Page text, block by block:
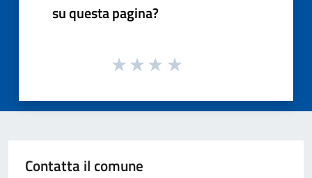
su questa pagina?
Contatta il comune